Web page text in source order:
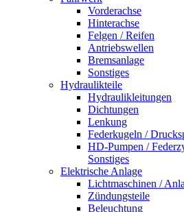
Vorderachse
Hinterachse
Felgen / Reifen
Antriebswellen
Bremsanlage
Sonstiges
Hydraulikteile
Hydraulikleitungen
Dichtungen
Lenkung
Federkugeln /
HD-Pumpen /
Sonstiges
Elektrische Anlage
Lichtmaschinen /
Zündungsteile
Beleuchtung